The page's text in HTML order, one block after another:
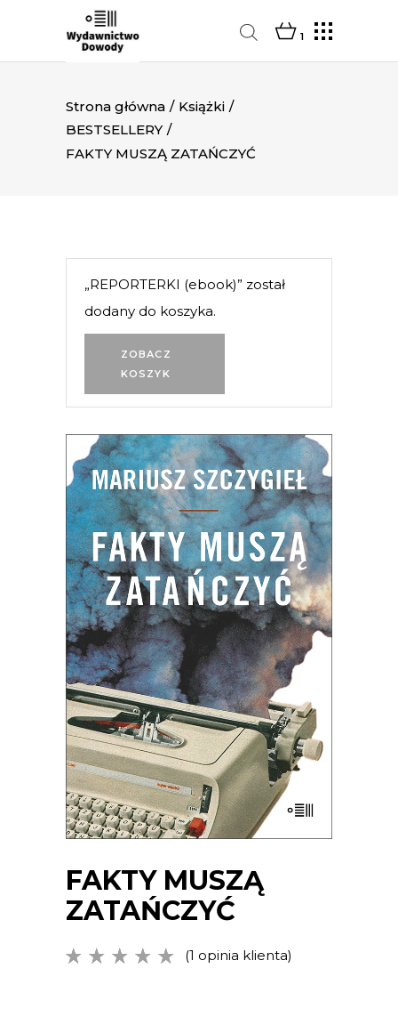
1
Strona główna / Książki /
BESTSELLERY /
FAKTY MUSZĄ ZATAŃCZYĆ
ZOBACZ
KOSZYK
„REPORTERKI (ebook)” został
dodany do koszyka.
FAKTY MUSZĄ
ZATAŃCZYĆ
Oceniony
1
(1 opinia klienta)